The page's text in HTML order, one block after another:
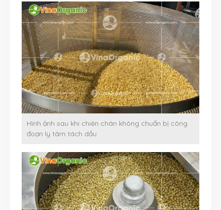
Hình ảnh sau khi chiên chân không chuẩn bị công
đoạn ly tâm tách dầu